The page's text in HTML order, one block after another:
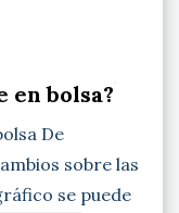
en bolsa?
De
sobre las
se puede